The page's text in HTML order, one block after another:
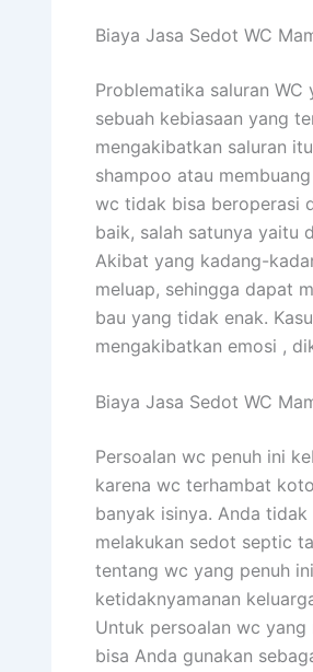
Biaya Jasa Sedot WC
Problematika saluran
sebuah kebiasaan yang
mengakibatkan saluran
shampoo atau
wc tidak bisa beroperasi
baik, salah satunya yaitu
Akibat yang kadang-
meluap, sehingga dapat
bau yang tidak enak.
mengakibatkan emosi ,
Biaya Jasa Sedot WC
Persoalan wc penuh ini
karena wc terhambat
banyak isinya. Anda
melakukan sedot septic
tentang wc yang penuh
ketidaknyamanan
Untuk persoalan wc
bisa Anda gunakan